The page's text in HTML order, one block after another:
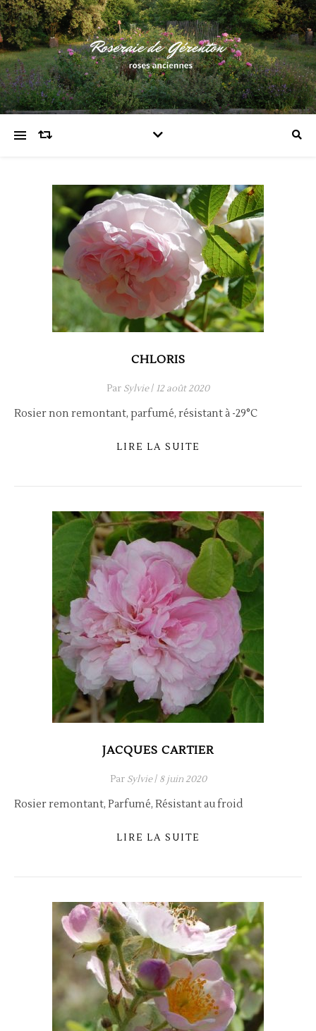
CHLORIS
Par Sylvie/ 12 août 2020
Rosier non remontant, parfumé, résistant à -29°C
LIRE LA SUITE
JACQUES CARTIER
Par Sylvie / 8 juin 2020
Rosier remontant, Parfumé, Résistant au froid
LIRE LA SUITE